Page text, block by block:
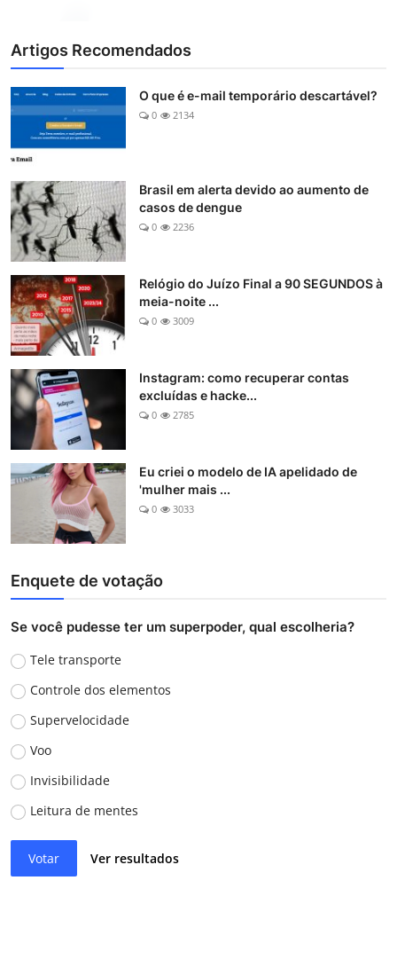
Artigos Recomendados
O que é e-mail temporário descartável?
0 2134
Brasil em alerta devido ao aumento de
casos de dengue
0 2236
Relógio do Juízo Final a 90 SEGUNDOS à
meia-noite ...
0 3009
Instagram: como recuperar contas
excluídas e hacke...
0 2785
Eu criei o modelo de IA apelidado de
'mulher mais ...
0 3033
Enquete de votação
Se você pudesse ter um superpoder, qual escolheria?
Tele transporte
Controle dos elementos
Supervelocidade
Voo
Invisibilidade
Leitura de mentes
Votar Ver resultados